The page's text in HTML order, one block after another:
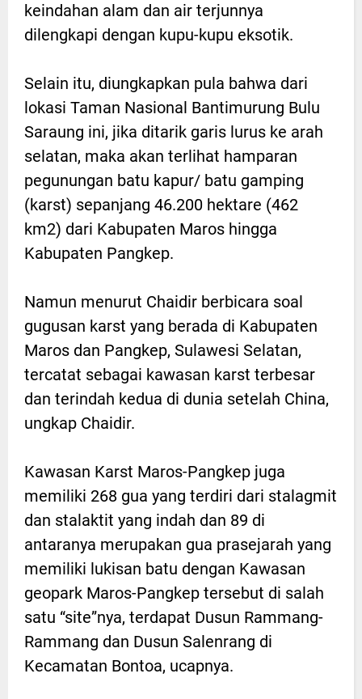
keindahan alam dan air terjunnya
dilengkapi dengan kupu-kupu eksotik.
Selain itu, diungkapkan pula bahwa dari
lokasi Taman Nasional Bantimurung Bulu
Saraung ini, jika ditarik garis lurus ke arah
selatan, maka akan terlihat hamparan
pegunungan batu kapur/ batu gamping
(karst) sepanjang 46.200 hektare (462
km2) dari Kabupaten Maros hingga
Kabupaten Pangkep.
Namun menurut Chaidir berbicara soal
gugusan karst yang berada di Kabupaten
Maros dan Pangkep, Sulawesi Selatan,
tercatat sebagai kawasan karst terbesar
dan terindah kedua di dunia setelah China,
ungkap Chaidir.
Kawasan Karst Maros-Pangkep juga
memiliki 268 gua yang terdiri dari stalagmit
dan stalaktit yang indah dan 89 di
antaranya merupakan gua prasejarah yang
memiliki lukisan batu dengan Kawasan
geopark Maros-Pangkep tersebut di salah
satu “site”nya, terdapat Dusun Rammang-
Rammang dan Dusun Salenrang di
Kecamatan Bontoa, ucapnya.